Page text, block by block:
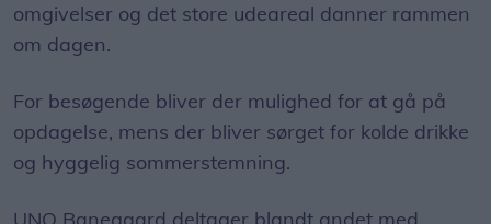
omgivelser og det store udeareal danner rammen
om dagen.
For besøgende bliver der mulighed for at gå på
opdagelse, mens der bliver sørget for kolde drikke
og hyggelig sommerstemning.